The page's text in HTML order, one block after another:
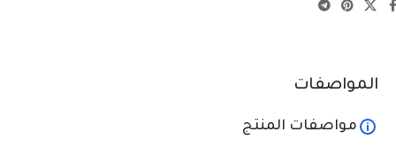
المواصفات
مواصفات المنتج